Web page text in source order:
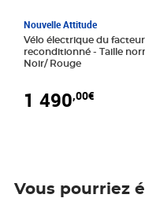
Nouvelle Attitude
Vélo électrique du
reconditionné - Taille normale -
Noir/ Rouge
1 490,00€
Vous pourriez